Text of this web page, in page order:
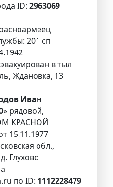
ID: 2963069
201 сп
в тыл
Ждановка, 13
Иван
» рядовой,
КРАСНОЙ
15.11.1977
обл.,
Глухово
по ID: 1112228479